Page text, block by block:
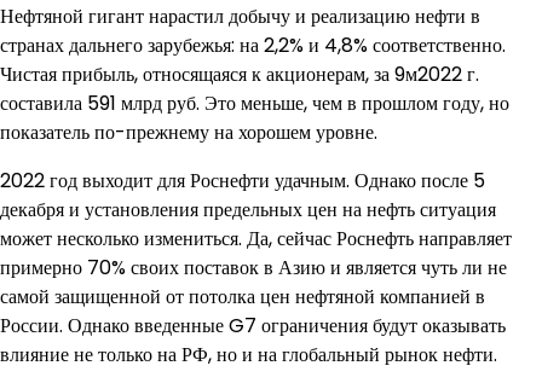
Нефтяной гигант нарастил добычу и реализацию нефти в
странах дальнего зарубежья: на 2,2% и 4,8% соответственно.
Чистая прибыль, относящаяся к акционерам, за 9м2022 г.
составила 591 млрд руб. Это меньше, чем в прошлом году, но
показатель по-прежнему на хорошем уровне.
2022 год выходит для Роснефти удачным. Однако после 5
декабря и установления предельных цен на нефть ситуация
может несколько измениться. Да, сейчас Роснефть направляет
примерно 70% своих поставок в Азию и является чуть ли не
самой защищенной от потолка цен нефтяной компанией в
России. Однако введенные G7 ограничения будут оказывать
влияние не только на РФ, но и на глобальный рынок нефти.